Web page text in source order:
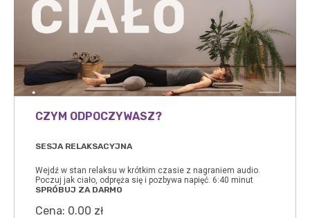
CZYM ODPOCZYWASZ?
SESJA RELAKSACYJNA
Wejdź w stan relaksu w krótkim czasie z nagraniem audio.
Poczuj jak ciało, odpręża się i pozbywa napięć. 6:40 minut
SPRÓBUJ ZA DARMO
Cena: 0.00 zł